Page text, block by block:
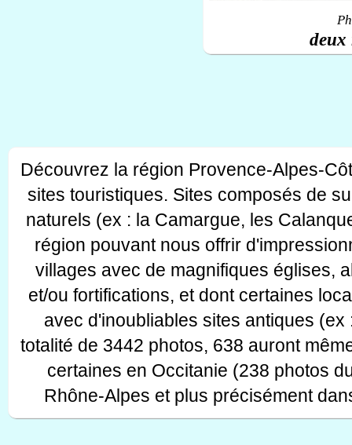
deux
Découvrez la région Provence-Alpes-
sites touristiques. Sites composés de
naturels (ex : la Camargue, les
région pouvant nous offrir
villages avec de magnifiques églises,
et/ou fortifications, et dont certaines
avec d'inoubliables sites antiques
totalité de 3442 photos, 638 auront
certaines en Occitanie (238 photos
Rhône-Alpes et plus précisément